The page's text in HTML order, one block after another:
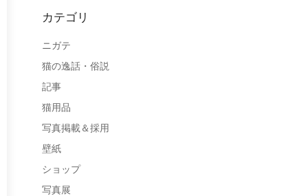
カテゴリ
ニガテ
猫の逸話・俗説
記事
猫用品
写真掲載＆採用
壁紙
ショップ
写真展